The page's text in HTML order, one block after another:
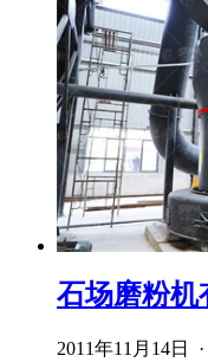
石场磨粉机
2011年11月14日